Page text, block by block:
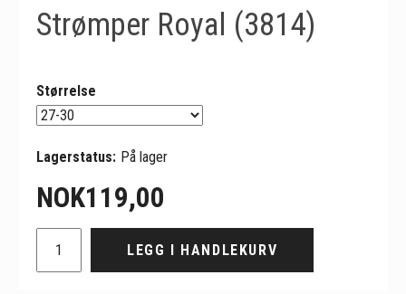
Strømper Royal (3814)
Størrelse
Lagerstatus: På lager
NOK119,00
LEGG I HANDLEKURV